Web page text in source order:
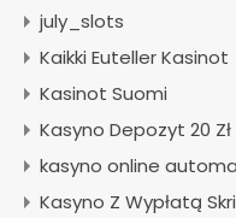
july_slots
Kaikki Euteller Kasinot
Kasinot Suomi
Kasyno Depozyt 20 Zł
kasyno online
Kasyno Z Wypłatą